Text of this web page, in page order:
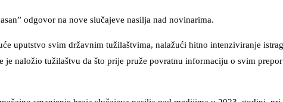
odgovor na nove slučajeve nasilja nad novinarima.
uputstvo svim državnim tužilaštvima, nalažući hitno intenziviranje
naložio tužilaštvu da što prije pruže povratnu informaciju o svim